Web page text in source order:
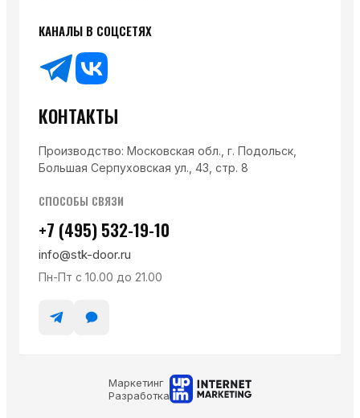
КАНАЛЫ В СОЦСЕТЯХ
КОНТАКТЫ
Производство: Московская обл., г. Подольск,
Большая Серпуховская ул., 43, стр. 8
СПОСОБЫ СВЯЗИ
+7 (495) 532-19-10
info@stk-door.ru
Пн-Пт с 10.00 до 21.00
Маркетинг
Разработка